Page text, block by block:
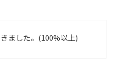
ました。(100%以上)